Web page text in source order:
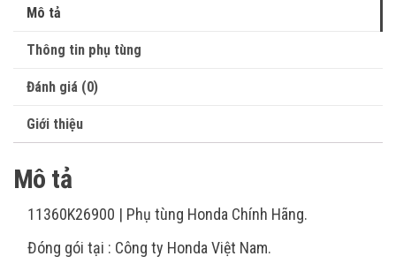
Mô tả
Thông tin phụ tùng
Đánh giá (0)
Giới thiệu
Mô tả
11360K26900 | Phụ tùng Honda Chính Hãng.
Đóng gói tại : Công ty Honda Việt Nam.